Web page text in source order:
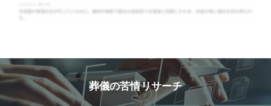
葬儀の苦情リサーチ